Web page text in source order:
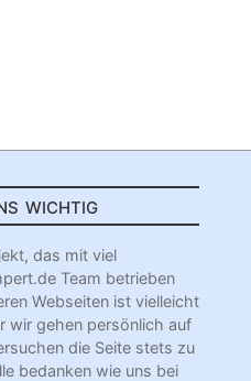
wichtig
das mit viel
Team betrieben
Webseiten ist vielleicht
wir gehen persönlich auf
die Seite stets zu
bedanken wie uns bei